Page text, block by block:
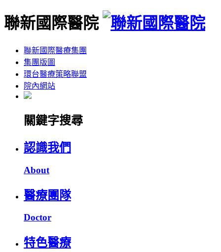
聯新國際醫院
聯新國際醫療集團
集團版圖
環台醫療策略聯盟
院內網站
關鍵字搜尋
認識我們
About
醫療團隊
Doctor
特色醫療